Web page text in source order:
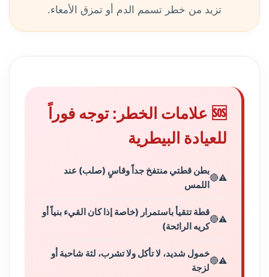
تزيد من خطر تسمم الدم أو تمزق الأمعاء.
🆘 علامات الخطر: توجه فوراً
للعيادة البيطرية
🔴
بطن قطتي منتفخ جداً وقاسٍ (صلب) عند
اللمس
🔴
قطة تتقيأ باستمرار (خاصة إذا كان القيء بنياً أو
كريه الرائحة)
🔴
خمول شديد، لا تأكل ولا تشرب، لثة شاحبة أو
لزجة